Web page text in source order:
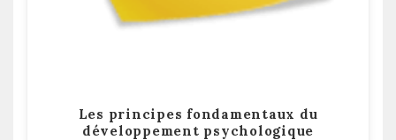
Les principes fondamentaux du
développement psychologique